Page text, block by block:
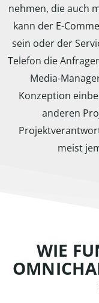
nehmen, die auch
kann der E-
sein oder der
Telefon die
Media-
Konzeption
anderen
meist
WIE